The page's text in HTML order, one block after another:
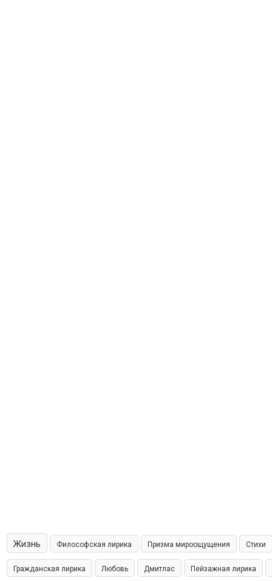
Жизнь Философская лирика Призма мироощущения Стихи
Гражданская лирика Любовь Дмитлас Пейзажная лирика